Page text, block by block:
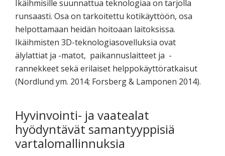
Ikäihmisille suunnattua teknologiaa on tarjolla
runsaasti. Osa on tarkoitettu kotikäyttöön, osa
helpottamaan heidän hoitoaan laitoksissa.
Ikäihmisten 3D-teknologiasovelluksia ovat
älylattiat ja -matot, paikannuslaitteet ja -
rannekkeet sekä erilaiset helppokäyttöratkaisut
(Nordlund ym. 2014; Forsberg & Lamponen 2014).
Hyvinvointi- ja vaatealat
hyödyntävät samantyyppisiä
vartalomallinnuksia